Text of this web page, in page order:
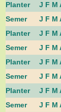
Planter
J F M
Semer
J F M
Planter
J F M
Semer
J F M
Planter
J F M
Semer
J F M
Planter
J F M
Semer
J F M